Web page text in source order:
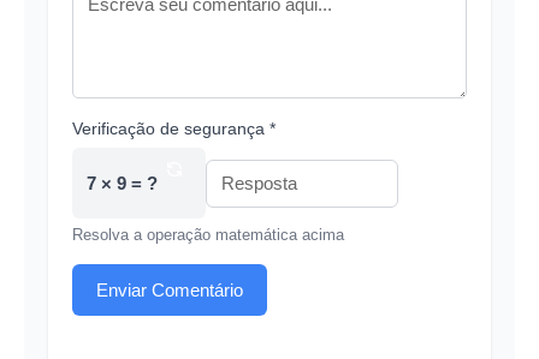
Verificação de segurança *
7 × 9 = ?
Resolva a operação matemática acima
Enviar Comentário